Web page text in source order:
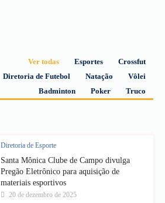
Ver todas Esportes
Crossfut
Diretoria de Futebol
Natação
Vôlei
Badminton
Poker Truco
Diretoria de Esporte
Santa Mônica Clube de Campo divulga
Pregão Eletrônico para aquisição de
materiais esportivos
20 de dezembro de 2025